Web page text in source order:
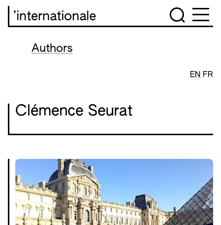
’internationale
Authors
EN FR
Clémence Seurat